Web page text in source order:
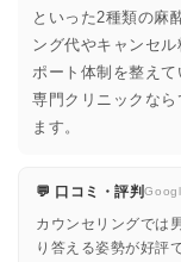
といった2種類の麻
ング代やキャンセ
ポート体制を整え
専門クリニックな
ます。
💬 口コミ・評判
カウンセリングでは
り答える姿勢が好評